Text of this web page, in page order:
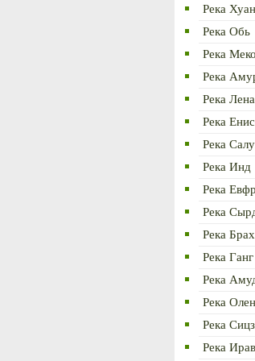
Река
Река Обь
Река
Река
Река Лена
Река
Река
Река Инд
Река
Река
Река
Река Ганг
Река
Река
Река
Река